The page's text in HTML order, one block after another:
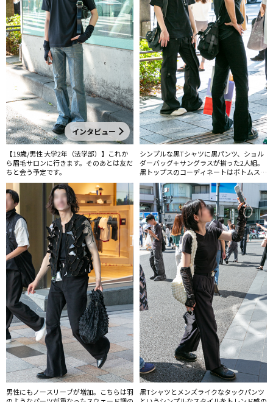
インタビュー
【19歳/男性 大学2年（法学部）】これか
ら眉毛サロンに行きます。そのあとは友だ
ちと会う予定です。
シンプルな黒Tシャツに黒パンツ、ショル
ダーバッグ＋サングラスが揃った2人組。
黒トップスのコーディネートはボトムスも
黒で統一した全身黒スタイルが非常に多か
った。
男性にもノースリーブが増加。こちらは羽
黒Tシャツとメンズライクなタックパンツ